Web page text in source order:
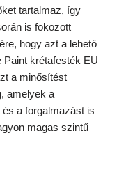
tartalmaz, így
is fokozott
hogy azt a lehető
Paint krétafesték EU
a minősítést
amelyek a
a forgalmazást is
magas szintű